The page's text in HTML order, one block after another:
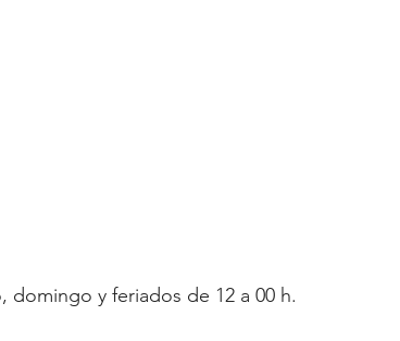
domingo y feriados de 12 a 00 h.